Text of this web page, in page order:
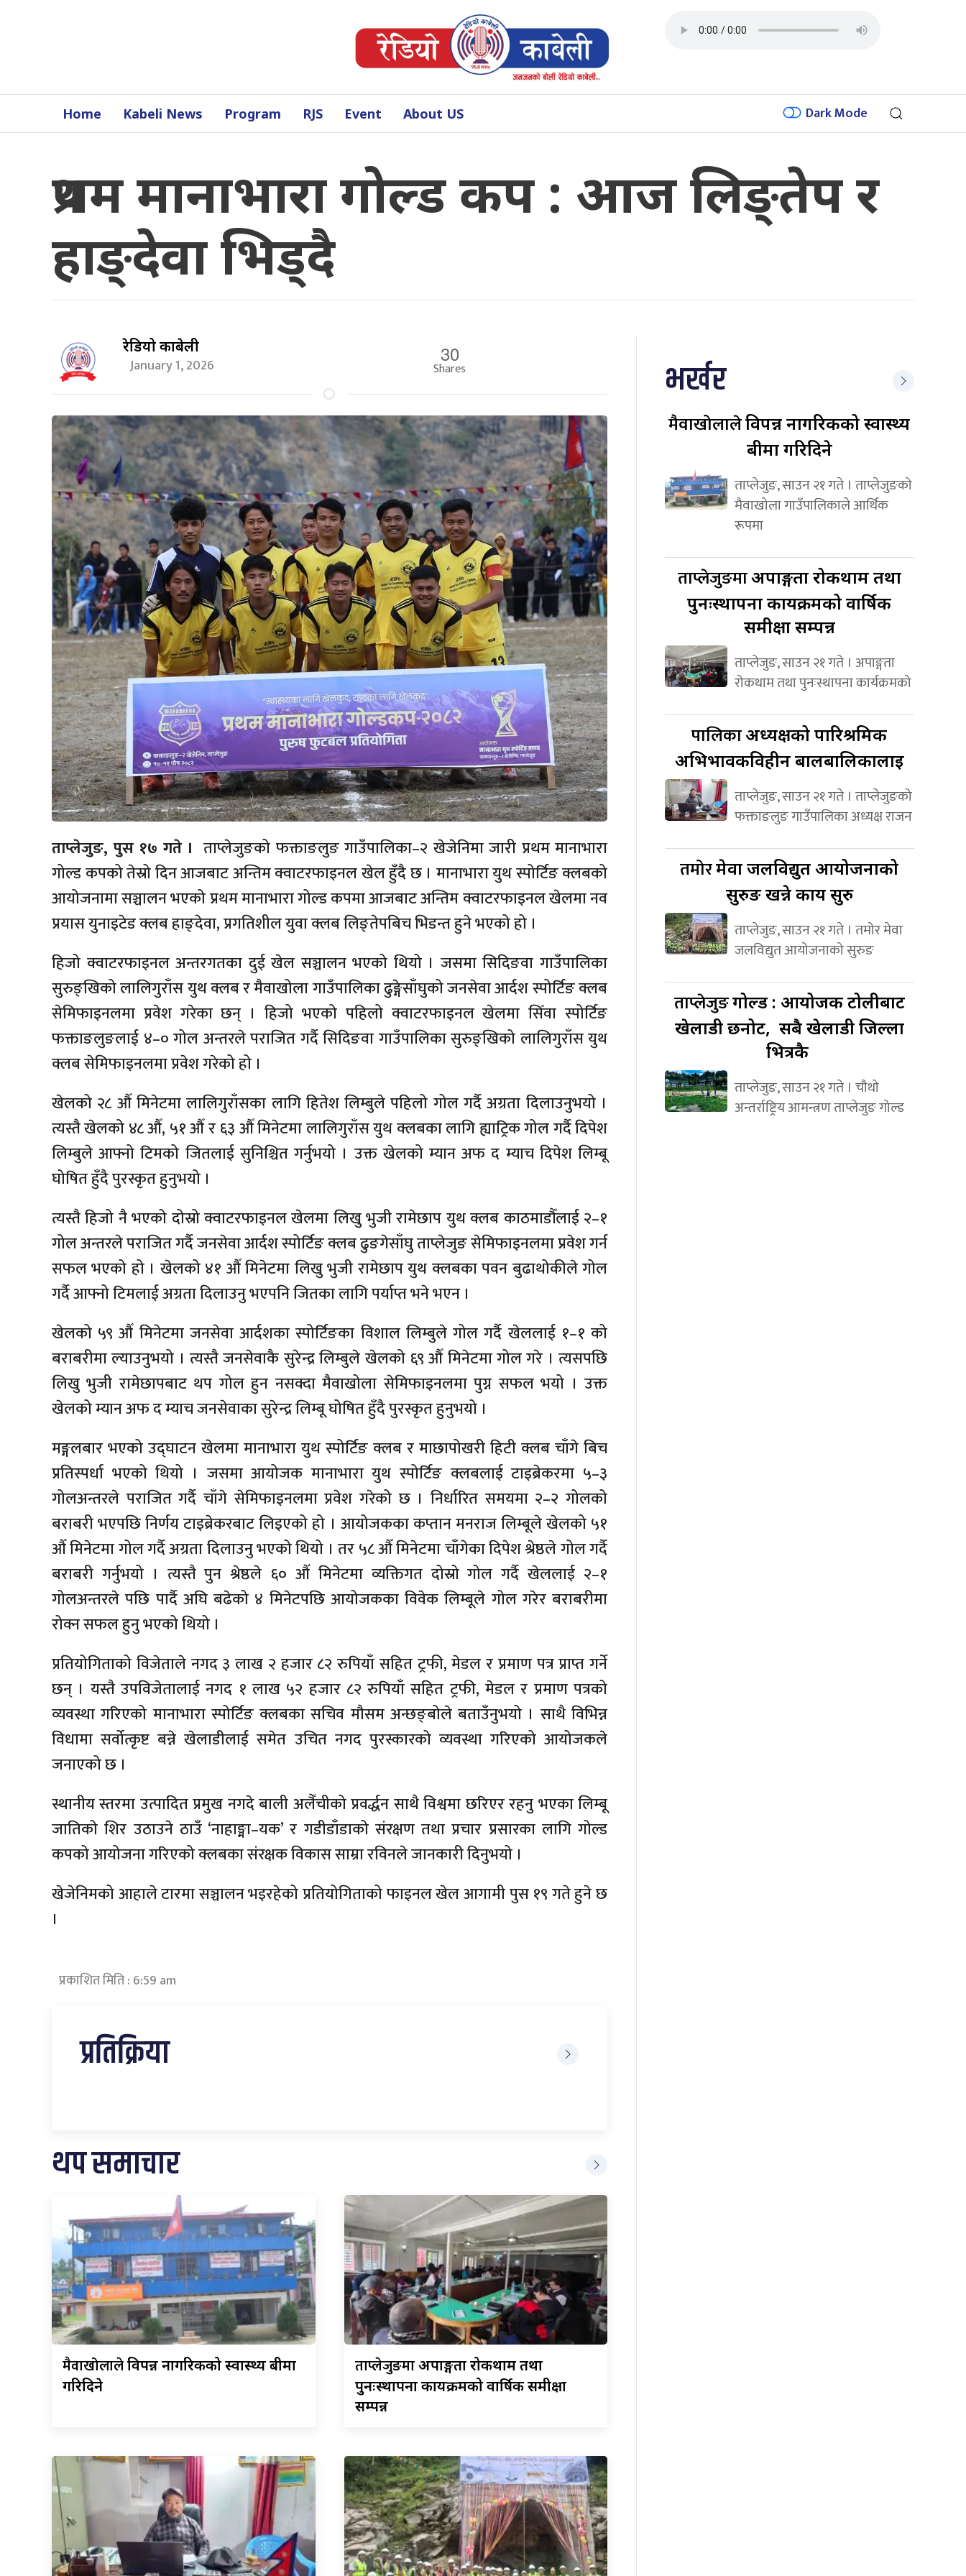
Home Kabeli News Program RJS Event About US Dark Mode
प्रथम मानाभारा गोल्ड कप : आज लिङ्तेप र
हाङ्देवा भिड्दै
रेडियो काबेली
January 1, 2026
30
Shares
ताप्लेजुङ, पुस १७ गते । ताप्लेजुङको फक्ताङलुङ गाउँपालिका–२ खेजेनिमा जारी प्रथम मानाभारा
गोल्ड कपको तेस्रो दिन आजबाट अन्तिम क्वाटरफाइनल खेल हुँदै छ । मानाभारा युथ स्पोर्टिङ क्लबको
आयोजनामा सञ्चालन भएको प्रथम मानाभारा गोल्ड कपमा आजबाट अन्तिम क्वाटरफाइनल खेलमा नव
प्रयास युनाइटेड क्लब हाङ्देवा, प्रगतिशील युवा क्लब लिङ्तेपबिच भिडन्त हुने भएको हो ।
हिजो क्वाटरफाइनल अन्तरगतका दुई खेल सञ्चालन भएको थियो । जसमा सिदिङवा गाउँपालिका
सुरुङ्खिको लालिगुराँस युथ क्लब र मैवाखोला गाउँपालिका ढुङ्गेसाँघुको जनसेवा आर्दश स्पोर्टिङ क्लब
सेमिफाइनलमा प्रवेश गरेका छन् । हिजो भएको पहिलो क्वाटरफाइनल खेलमा सिँवा स्पोर्टिङ
फक्ताङलुङलाई ४–० गोल अन्तरले पराजित गर्दै सिदिङवा गाउँपालिका सुरुङ्खिको लालिगुराँस युथ
क्लब सेमिफाइनलमा प्रवेश गरेको हो ।
खेलको २८ औँ मिनेटमा लालिगुराँसका लागि हितेश लिम्बुले पहिलो गोल गर्दै अग्रता दिलाउनुभयो ।
त्यस्तै खेलको ४८ औँ, ५१ औँ र ६३ औँ मिनेटमा लालिगुराँस युथ क्लबका लागि ह्याट्रिक गोल गर्दै दिपेश
लिम्बुले आफ्नो टिमको जितलाई सुनिश्चित गर्नुभयो । उक्त खेलको म्यान अफ द म्याच दिपेश लिम्बू
घोषित हुँदै पुरस्कृत हुनुभयो ।
त्यस्तै हिजो नै भएको दोस्रो क्वाटरफाइनल खेलमा लिखु भुजी रामेछाप युथ क्लब काठमाडौँलाई २–१
गोल अन्तरले पराजित गर्दै जनसेवा आर्दश स्पोर्टिङ क्लब ढुङगेसाँघु ताप्लेजुङ सेमिफाइनलमा प्रवेश गर्न
सफल भएको हो । खेलको ४१ औँ मिनेटमा लिखु भुजी रामेछाप युथ क्लबका पवन बुढाथोकीले गोल
गर्दै आफ्नो टिमलाई अग्रता दिलाउनु भएपनि जितका लागि पर्याप्त भने भएन ।
खेलको ५९ औँ मिनेटमा जनसेवा आर्दशका स्पोर्टिङका विशाल लिम्बुले गोल गर्दै खेललाई १–१ को
बराबरीमा ल्याउनुभयो । त्यस्तै जनसेवाकै सुरेन्द्र लिम्बुले खेलको ६९ औँ मिनेटमा गोल गरे । त्यसपछि
लिखु भुजी रामेछापबाट थप गोल हुन नसक्दा मैवाखोला सेमिफाइनलमा पुग्न सफल भयो । उक्त
खेलको म्यान अफ द म्याच जनसेवाका सुरेन्द्र लिम्बू घोषित हुँदै पुरस्कृत हुनुभयो ।
मङ्गलबार भएको उद्‌घाटन खेलमा मानाभारा युथ स्पोर्टिङ क्लब र माछापोखरी हिटी क्लब चाँगे बिच
प्रतिस्पर्धा भएको थियो । जसमा आयोजक मानाभारा युथ स्पोर्टिङ क्लबलाई टाइब्रेकरमा ५–३
गोलअन्तरले पराजित गर्दै चाँगे सेमिफाइनलमा प्रवेश गरेको छ । निर्धारित समयमा २–२ गोलको
बराबरी भएपछि निर्णय टाइब्रेकरबाट लिइएको हो । आयोजकका कप्तान मनराज लिम्बूले खेलको ५१
औँ मिनेटमा गोल गर्दै अग्रता दिलाउनु भएको थियो । तर ५८ औँ मिनेटमा चाँगेका दिपेश श्रेष्ठले गोल गर्दै
बराबरी गर्नुभयो । त्यस्तै पुन श्रेष्ठले ६० औँ मिनेटमा व्यक्तिगत दोस्रो गोल गर्दै खेललाई २–१
गोलअन्तरले पछि पार्दै अघि बढेको ४ मिनेटपछि आयोजकका विवेक लिम्बूले गोल गरेर बराबरीमा
रोक्न सफल हुनु भएको थियो ।
प्रतियोगिताको विजेताले नगद ३ लाख २ हजार ८२ रुपियाँ सहित ट्रफी, मेडल र प्रमाण पत्र प्राप्त गर्ने
छन् । यस्तै उपविजेतालाई नगद १ लाख ५२ हजार ८२ रुपियाँ सहित ट्रफी, मेडल र प्रमाण पत्रको
व्यवस्था गरिएको मानाभारा स्पोर्टिङ क्लबका सचिव मौसम अन्छङ्बोले बताउँनुभयो । साथै विभिन्न
विधामा सर्वोत्कृष्ट बन्ने खेलाडीलाई समेत उचित नगद पुरस्कारको व्यवस्था गरिएको आयोजकले
जनाएको छ ।
स्थानीय स्तरमा उत्पादित प्रमुख नगदे बाली अलैँचीको प्रवर्द्धन साथै विश्वमा छरिएर रहनु भएका लिम्बू
जातिको शिर उठाउने ठाउँ ‘नाहाङ्मा–यक’ र गडीडाँडाको संरक्षण तथा प्रचार प्रसारका लागि गोल्ड
कपको आयोजना गरिएको क्लबका संरक्षक विकास साम्रा रविनले जानकारी दिनुभयो ।
खेजेनिमको आहाले टारमा सञ्चालन भइरहेको प्रतियोगिताको फाइनल खेल आगामी पुस १९ गते हुने छ
।
प्रकाशित मिति : 6:59 am
प्रतिक्रिया
थप समाचार
मैवाखोलालेविपन्न नागरिकको स्वास्थ्य बीमा
गरिदिने
ताप्लेजुङमाअपाङ्गता रोकथाम तथा
पुनःस्थापना कार्यक्रमको वार्षिक समीक्षा
सम्पन्न
भर्खर
मैवाखोलालेविपन्न नागरिकको स्वास्थ्य
बीमा गरिदिने
ताप्लेजुङ, साउन २१ गते । ताप्लेजुङको
मैवाखोला गाउँपालिकाले आर्थिक
रूपमा
ताप्लेजुङमाअपाङ्गता रोकथाम तथा
पुनःस्थापना कार्यक्रमको वार्षिक
समीक्षा सम्पन्न
ताप्लेजुङ, साउन २१ गते । अपाङ्गता
रोकथाम तथा पुनःस्थापना कार्यक्रमको
पालिकाअध्यक्षको पारिश्रमिक
अभिभावकविहीन बालबालिकालाई
ताप्लेजुङ, साउन २१ गते । ताप्लेजुङको
फक्ताङलुङ गाउँपालिका अध्यक्ष राजन
तमोरमेवा जलविद्युत आयोजनाको
सुरुङ खन्ने कार्य सुरु
ताप्लेजुङ, साउन २१ गते । तमोर मेवा
जलविद्युत आयोजनाको सुरुङ
ताप्लेजुङगोल्ड : आयोजक टोलीबाट
खेलाडी छनोट, सबै खेलाडी जिल्ला
भित्रकै
ताप्लेजुङ, साउन २१ गते । चौथो
अन्तर्राष्ट्रिय आमन्त्रण ताप्लेजुङ गोल्ड